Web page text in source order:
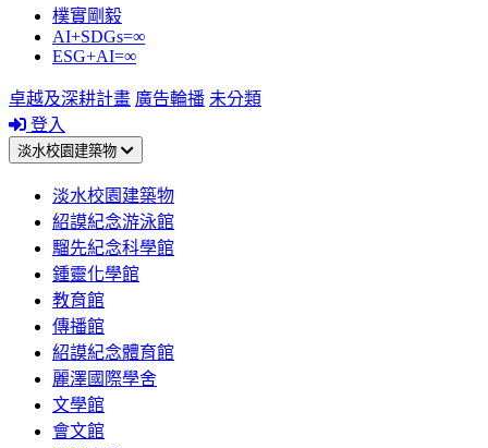
樸實剛毅
AI+SDGs=∞
ESG+AI=∞
卓越及深耕計畫 廣告輪播 未分類
登入
淡水校園建築物
淡水校園建築物
紹謨紀念游泳館
騮先紀念科學館
鍾靈化學館
教育館
傳播館
紹謨紀念體育館
麗澤國際學舍
文學館
會文館